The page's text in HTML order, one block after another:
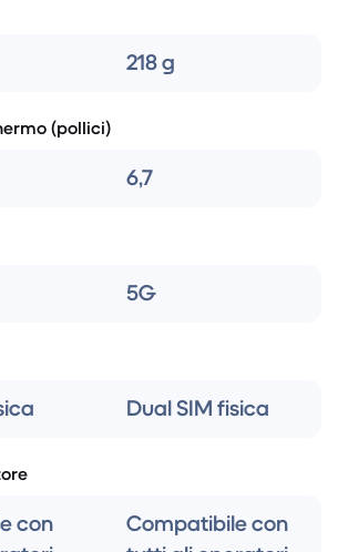
218 g
(pollici)
6,7
5G
Dual SIM fisica
con
Compatibile con